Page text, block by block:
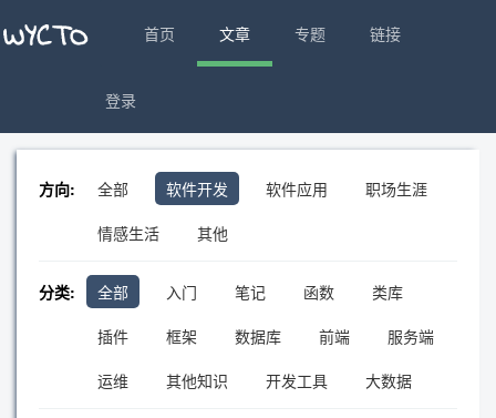
首页 文章 专题 链接
登录
方向: 全部 软件开发 软件应用
职场生涯
情感生活
其他
分类: 全部 入门 笔记 函数
类库
插件
框架 数据库 前端
服务端
运维
其他知识 开发工具 大数据